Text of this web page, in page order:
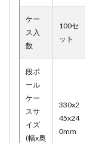
ケー
ス入
数
100セ
ット
段ボ
ール
ケー
スサ
イズ
(幅x奥
330x2
45x24
0mm